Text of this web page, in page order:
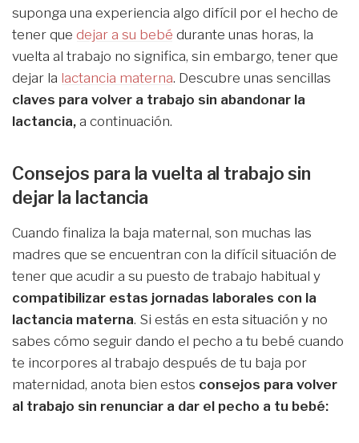
suponga una experiencia algo difícil por el hecho de
tener que dejar a su bebé durante unas horas, la
vuelta al trabajo no significa, sin embargo, tener que
dejar la lactancia materna. Descubre unas sencillas
claves para volver a trabajo sin abandonar la
lactancia, a continuación.
Consejos para la vuelta al trabajo sin
dejar la lactancia
Cuando finaliza la baja maternal, son muchas las
madres que se encuentran con la difícil situación de
tener que acudir a su puesto de trabajo habitual y
compatibilizar estas jornadas laborales con la
lactancia materna. Si estás en esta situación y no
sabes cómo seguir dando el pecho a tu bebé cuando
te incorpores al trabajo después de tu baja por
maternidad, anota bien estos consejos para volver
al trabajo sin renunciar a dar el pecho a tu bebé: